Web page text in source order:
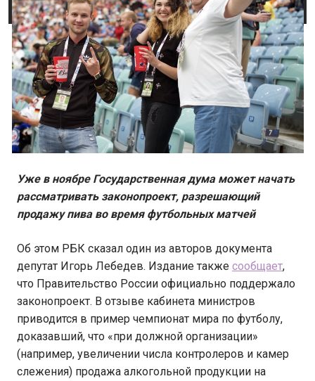
Уже в ноябре Государственная дума может начать
рассматривать законопроект, разрешающий
продажу пива во время футбольных матчей
Об этом РБК сказал один из авторов документа
депутат Игорь Лебедев. Издание также сообщает,
что Правительство России официально поддержало
законопроект. В отзыве кабинета министров
приводится в пример чемпионат мира по футболу,
доказавший, что «при должной организации»
(например, увеличении числа контролеров и камер
слежения) продажа алкогольной продукции на